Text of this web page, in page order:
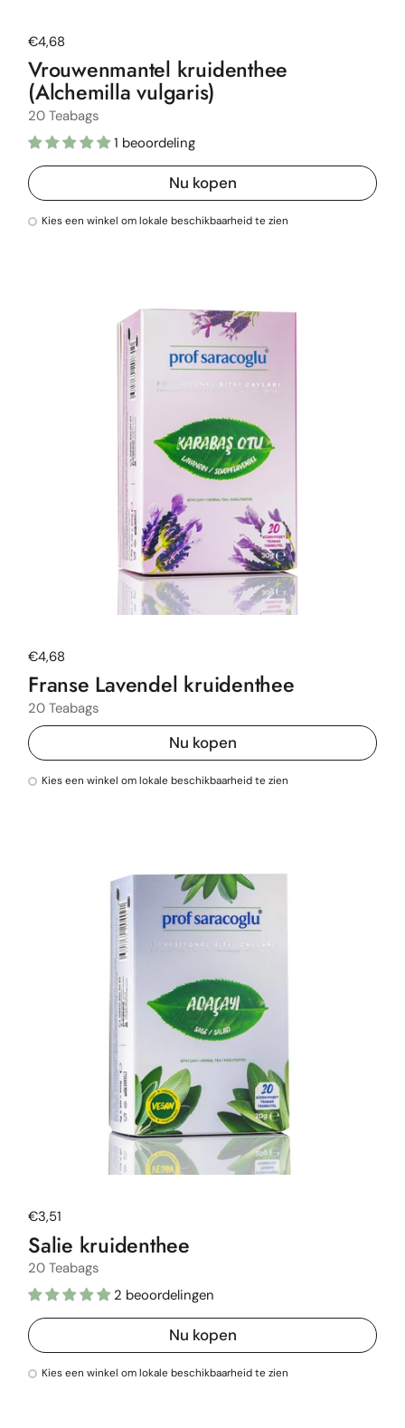
Normale prijs
€4,68
Vrouwenmantel kruidenthee
(Alchemilla vulgaris)
20 Teabags
1 beoordeling
Nu kopen
Kies een winkel om lokale beschikbaarheid te zien
Normale prijs
€4,68
Franse Lavendel kruidenthee
20 Teabags
Nu kopen
Kies een winkel om lokale beschikbaarheid te zien
Normale prijs
€3,51
Salie kruidenthee
20 Teabags
2 beoordelingen
Nu kopen
Kies een winkel om lokale beschikbaarheid te zien